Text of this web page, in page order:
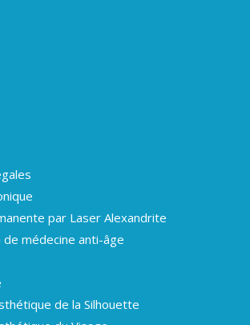
par Laser Alexandrite
de médecine anti-âge
de la Silhouette